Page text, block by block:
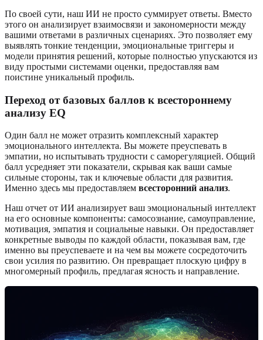
По своей сути, наш ИИ не просто суммирует ответы. Вместо
этого он анализирует взаимосвязи и закономерности между
вашими ответами в различных сценариях. Это позволяет ему
выявлять тонкие тенденции, эмоциональные триггеры и
модели принятия решений, которые полностью упускаются из
виду простыми системами оценки, предоставляя вам
поистине уникальный профиль.
Переход от базовых баллов к всестороннему
анализу EQ
Один балл не может отразить комплексный характер
эмоционального интеллекта. Вы можете преуспевать в
эмпатии, но испытывать трудности с саморегуляцией. Общий
балл усредняет эти показатели, скрывая как ваши самые
сильные стороны, так и ключевые области для развития.
Именно здесь мы предоставляем всесторонний анализ.
Наш отчет от ИИ анализирует ваш эмоциональный интеллект
на его основные компоненты: самосознание, самоуправление,
мотивация, эмпатия и социальные навыки. Он предоставляет
конкретные выводы по каждой области, показывая вам, где
именно вы преуспеваете и на чем вы можете сосредоточить
свои усилия по развитию. Он превращает плоскую цифру в
многомерный профиль, предлагая ясность и направление.